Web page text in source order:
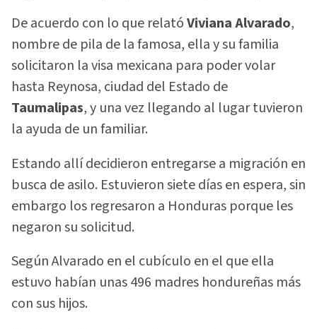
De acuerdo con lo que relatóViviana Alvarado,
nombre de pila de la famosa, ella y su familia
solicitaron la visa mexicana para poder volar
hasta Reynosa, ciudad del Estado de
Taumalipas, y una vez llegando al lugar tuvieron
la ayuda de un familiar.
Estando allí decidieron entregarse a migración en
busca de asilo. Estuvieron siete días en espera, sin
embargo los regresaron a Honduras porque les
negaron su solicitud.
Según Alvarado en el cubículo en el que ella
estuvo habían unas 496 madres hondureñas más
con sus hijos.